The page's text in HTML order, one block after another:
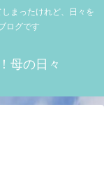
まったけれど、日々を
ログです
母の日々